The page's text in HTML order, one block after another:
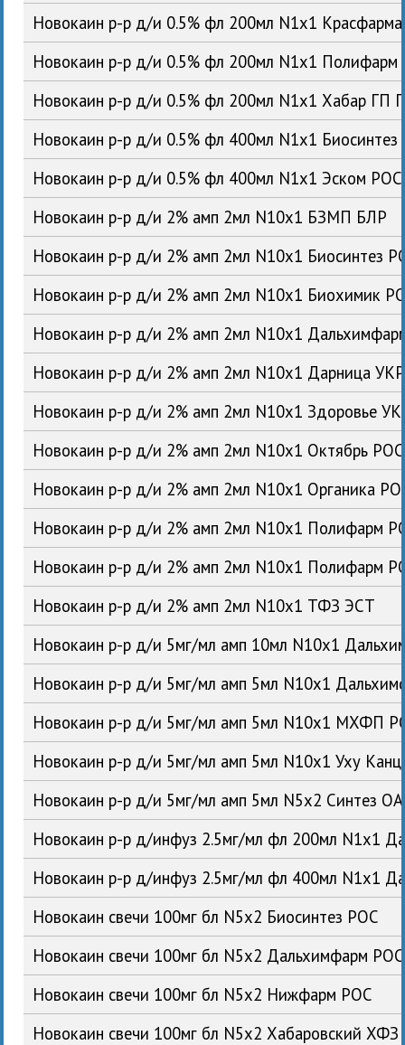
Новокаин р-р д/и 0.5% фл 200мл N1x1
Новокаин р-р д/и 0.5% фл 200мл N1x1
Новокаин р-р д/и 0.5% фл 200мл N1x1 Хабар ГП
Новокаин р-р д/и 0.5% фл 400мл N1x1
Новокаин р-р д/и 0.5% фл 400мл N1x1 Эском РОС
Новокаин р-р д/и 2% амп 2мл N10x1 БЗМП БЛР
Новокаин р-р д/и 2% амп 2мл N10x1 Биосинтез
Новокаин р-р д/и 2% амп 2мл N10x1 Биохимик
Новокаин р-р д/и 2% амп 2мл N10x1
Новокаин р-р д/и 2% амп 2мл N10x1 Дарница УКР
Новокаин р-р д/и 2% амп 2мл N10x1 Здоровье
Новокаин р-р д/и 2% амп 2мл N10x1 Октябрь РОС
Новокаин р-р д/и 2% амп 2мл N10x1 Органика
Новокаин р-р д/и 2% амп 2мл N10x1 Полифарм
Новокаин р-р д/и 2% амп 2мл N10x1 Полифарм
Новокаин р-р д/и 2% амп 2мл N10x1 ТФЗ ЭСТ
Новокаин р-р д/и 5мг/мл амп 10мл N10x1
Новокаин р-р д/и 5мг/мл амп 5мл N10x1
Новокаин р-р д/и 5мг/мл амп 5мл N10x1 МХФП
Новокаин р-р д/и 5мг/мл амп 5мл N10x1 Уху
Новокаин р-р д/и 5мг/мл амп 5мл N5x2 Синтез
Новокаин р-р д/инфуз 2.5мг/мл фл 200мл N1x1
Новокаин р-р д/инфуз 2.5мг/мл фл 400мл N1x1
Новокаин свечи 100мг бл N5x2 Биосинтез РОС
Новокаин свечи 100мг бл N5x2 Дальхимфарм РОС
Новокаин свечи 100мг бл N5x2 Нижфарм РОС
Новокаин свечи 100мг бл N5x2 Хабаровский